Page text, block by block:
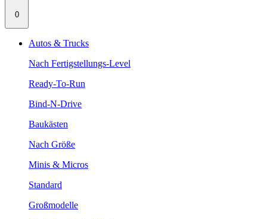
0
Autos & Trucks
Nach Fertigstellungs-Level
Ready-To-Run
Bind-N-Drive
Baukästen
Nach Größe
Minis & Micros
Standard
Großmodelle